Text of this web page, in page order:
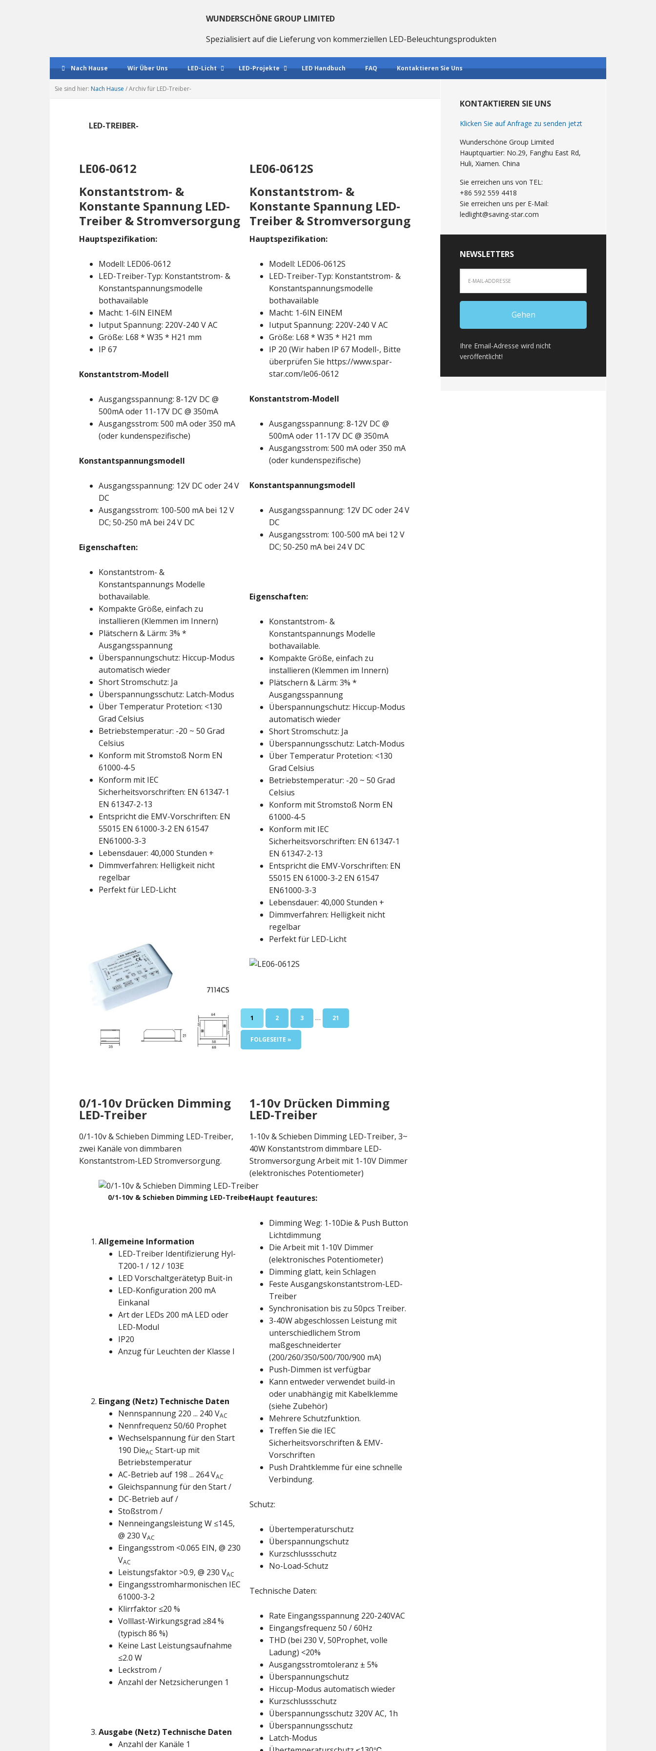
WUNDERSCHÖNE GROUP LIMITED
Spezialisiert auf die Lieferung von kommerziellen LED-Beleuchtungsprodukten
Nach Hause Wir Über Uns LED-Licht LED-Projekte LED Handbuch FAQ Kontaktieren Sie Uns
Sie sind hier: Nach Hause /Archiv für LED-Treiber-
LED-TREIBER-
LE06-0612
Konstantstrom- &
Konstante Spannung LED-
Treiber & Stromversorgung
Hauptspezifikation:
Modell: LED06-0612
LED-Treiber-Typ: Konstantstrom- &
Konstantspannungsmodelle
bothavailable
Macht: 1-6IN EINEM
Iutput Spannung: 220V-240 V AC
Größe: L68 * W35 * H21 mm
IP 67
Konstantstrom-Modell
Ausgangsspannung: 8-12V DC @
500mA oder 11-17V DC @ 350mA
Ausgangsstrom: 500 mA oder 350 mA
(oder kundenspezifische)
Konstantspannungsmodell
Ausgangsspannung: 12V DC oder 24 V
DC
Ausgangsstrom: 100-500 mA bei 12 V
DC; 50-250 mA bei 24 V DC
Eigenschaften:
Konstantstrom- &
Konstantspannungs Modelle
bothavailable.
Kompakte Größe, einfach zu
installieren (Klemmen im Innern)
Plätschern & Lärm: 3% *
Ausgangsspannung
Überspannungschutz: Hiccup-Modus
automatisch wieder
Short Stromschutz: Ja
Überspannungsschutz: Latch-Modus
Über Temperatur Protetion: <130
Grad Celsius
Betriebstemperatur: -20 ~ 50 Grad
Celsius
Konform mit Stromstoß Norm EN
61000-4-5
Konform mit IEC
Sicherheitsvorschriften: EN 61347-1
EN 61347-2-13
Entspricht die EMV-Vorschriften: EN
55015 EN 61000-3-2 EN 61547
EN61000-3-3
Lebensdauer: 40,000 Stunden +
Dimmverfahren: Helligkeit nicht
regelbar
Perfekt für LED-Licht
LE06-0612S
Konstantstrom- &
Konstante Spannung LED-
Treiber & Stromversorgung
Hauptspezifikation:
Modell: LED06-0612S
LED-Treiber-Typ: Konstantstrom- &
Konstantspannungsmodelle
bothavailable
Macht: 1-6IN EINEM
Iutput Spannung: 220V-240 V AC
Größe: L68 * W35 * H21 mm
IP 20 (Wir haben IP 67 Modell-, Bitte
überprüfen Sie https://www.spar-
star.com/le06-0612
Konstantstrom-Modell
Ausgangsspannung: 8-12V DC @
500mA oder 11-17V DC @ 350mA
Ausgangsstrom: 500 mA oder 350 mA
(oder kundenspezifische)
Konstantspannungsmodell
Ausgangsspannung: 12V DC oder 24 V
DC
Ausgangsstrom: 100-500 mA bei 12 V
DC; 50-250 mA bei 24 V DC
Eigenschaften:
Konstantstrom- &
Konstantspannungs Modelle
bothavailable.
Kompakte Größe, einfach zu
installieren (Klemmen im Innern)
Plätschern & Lärm: 3% *
Ausgangsspannung
Überspannungschutz: Hiccup-Modus
automatisch wieder
Short Stromschutz: Ja
Überspannungsschutz: Latch-Modus
Über Temperatur Protetion: <130
Grad Celsius
Betriebstemperatur: -20 ~ 50 Grad
Celsius
Konform mit Stromstoß Norm EN
61000-4-5
Konform mit IEC
Sicherheitsvorschriften: EN 61347-1
EN 61347-2-13
Entspricht die EMV-Vorschriften: EN
55015 EN 61000-3-2 EN 61547
EN61000-3-3
Lebensdauer: 40,000 Stunden +
Dimmverfahren: Helligkeit nicht
regelbar
Perfekt für LED-Licht
0/1-10v Drücken Dimming
LED-Treiber
0/1-10v & Schieben Dimming LED-Treiber,
zwei Kanäle von dimmbaren
Konstantstrom-LED Stromversorgung.
0/1-10v & Schieben Dimming LED-Treiber
Allgemeine Information
LED-Treiber Identifizierung Hyl-
T200-1 / 12 / 103E
LED Vorschaltgerätetyp Buit-in
LED-Konfiguration 200 mA
Einkanal
Art der LEDs 200 mA LED oder
LED-Modul
IP20
Anzug für Leuchten der Klasse I
Eingang (Netz) Technische Daten
Nennspannung 220 ... 240 VAC
Nennfrequenz 50/60 Prophet
Wechselspannung für den Start
190 DieAC Start-up mit
Betriebstemperatur
AC-Betrieb auf 198 ... 264 VAC
Gleichspannung für den Start /
DC-Betrieb auf /
Stoßstrom /
Nenneingangsleistung W ≤14.5,
@ 230 VAC
Eingangsstrom <0.065 EIN, @ 230
VAC
Leistungsfaktor >0.9, @ 230 VAC
Eingangsstromharmonischen IEC
61000-3-2
Klirrfaktor ≤20 %
Volllast-Wirkungsgrad ≥84 %
(typisch 86 %)
Keine Last Leistungsaufnahme
≤2.0 W
Leckstrom /
Anzahl der Netzsicherungen 1
Ausgabe (Netz) Technische Daten
Anzahl der Kanäle 1
1-10v Drücken Dimming
LED-Treiber
1-10v & Schieben Dimming LED-Treiber, 3~
40W Konstantstrom dimmbare LED-
Stromversorgung Arbeit mit 1-10V Dimmer
(elektronisches Potentiometer)
Haupt feautures:
Dimming Weg: 1-10Die & Push Button
Lichtdimmung
Die Arbeit mit 1-10V Dimmer
(elektronisches Potentiometer)
Dimming glatt, kein Schlagen
Feste Ausgangskonstantstrom-LED-
Treiber
Synchronisation bis zu 50pcs Treiber.
3-40W abgeschlossen Leistung mit
unterschiedlichem Strom
maßgeschneiderter
(200/260/350/500/700/900 mA)
Push-Dimmen ist verfügbar
Kann entweder verwendet build-in
oder unabhängig mit Kabelklemme
(siehe Zubehör)
Mehrere Schutzfunktion.
Treffen Sie die IEC
Sicherheitsvorschriften & EMV-
Vorschriften
Push Drahtklemme für eine schnelle
Verbindung.
Schutz:
Übertemperaturschutz
Überspannungschutz
Kurzschlussschutz
No-Load-Schutz
Technische Daten:
Rate Eingangsspannung 220-240VAC
Eingangsfrequenz 50 / 60Hz
THD (bei 230 V, 50Prophet, volle
Ladung) <20%
Ausgangsstromtoleranz ± 5%
Überspannungschutz
Hiccup-Modus automatisch wieder
Kurzschlussschutz
Überspannungsschutz 320V AC, 1h
Überspannungsschutz
Latch-Modus
SEITE
1 SEITE
2 SEITE
3
Zwischenseiten
weggelassen
… SEITE
21
GEHE
ZU
FOLGESEITE »
Sidebar
KONTAKTIEREN SIE UNS
Klicken Sie auf Anfrage zu senden jetzt
Wunderschöne Group Limited
Hauptquartier: No.29, Fanghu East Rd,
Huli, Xiamen. China
Sie erreichen uns von TEL:
+86 592 559 4418
Sie erreichen uns per E-Mail:
ledlight@saving-star.com
NEWSLETTERS
Ihre Email-Adresse wird nicht
veröffentlicht!